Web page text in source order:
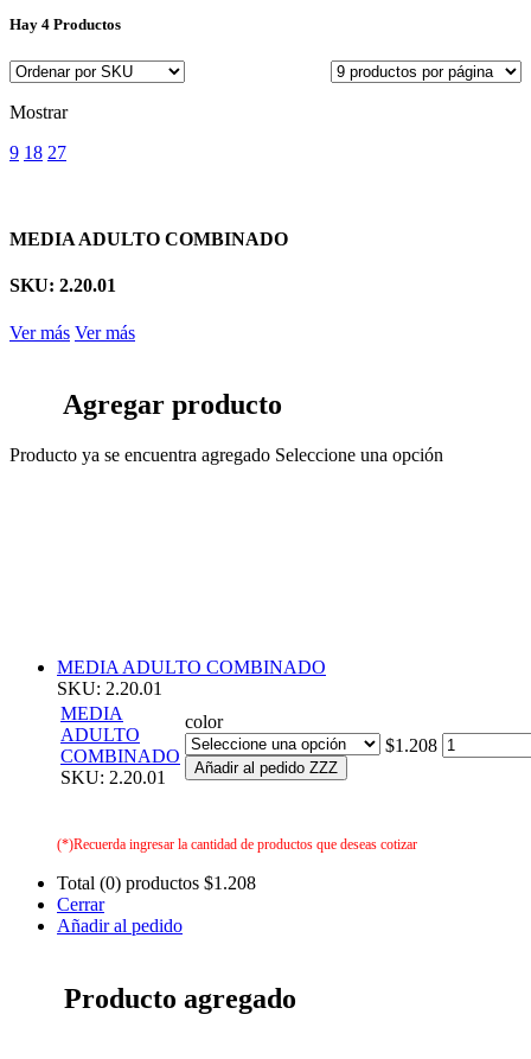
Hay 4 Productos
Mostrar
9 18 27
MEDIA ADULTO COMBINADO
SKU: 2.20.01
Ver más Ver más
Agregar producto
Producto ya se encuentra agregado Seleccione una opción
MEDIA ADULTO COMBINADO
SKU: 2.20.01
MEDIA
ADULTO
COMBINADO
SKU: 2.20.01
color
Añadir al pedido ZZZ
$1.208
(*)Recuerda ingresar la cantidad de productos que deseas cotizar
Total (0) productos $1.208
Cerrar
Añadir al pedido
Producto agregado